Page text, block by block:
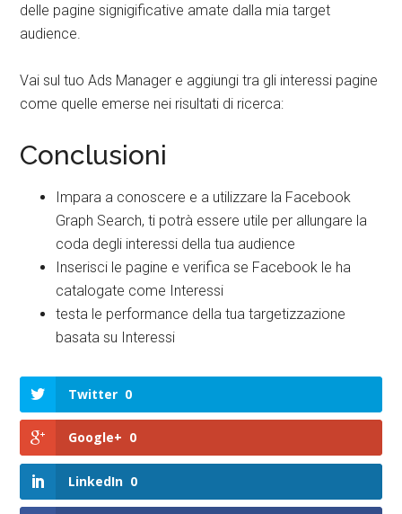
delle pagine signigificative amate dalla mia target
audience.
Vai sul tuo Ads Manager e aggiungi tra gli interessi pagine
come quelle emerse nei risultati di ricerca:
Conclusioni
Impara a conoscere e a utilizzare la Facebook
Graph Search, ti potrà essere utile per allungare la
coda degli interessi della tua audience
Inserisci le pagine e verifica se Facebook le ha
catalogate come Interessi
testa le performance della tua targetizzazione
basata su Interessi
Twitter 0
Google+ 0
LinkedIn 0